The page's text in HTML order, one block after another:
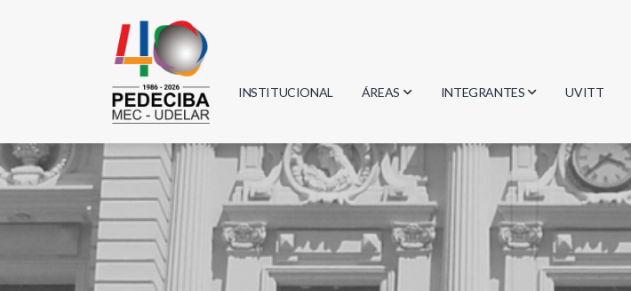
INSTITUCIONAL ÁREAS
Biología
Física
Geociencias
Informática
Matemática
INTEGRANTES
Investigadores
Estudiantes
Egresados
UVITT